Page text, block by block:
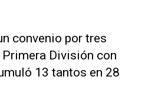
convenio por tres
División con
13 tantos en 28